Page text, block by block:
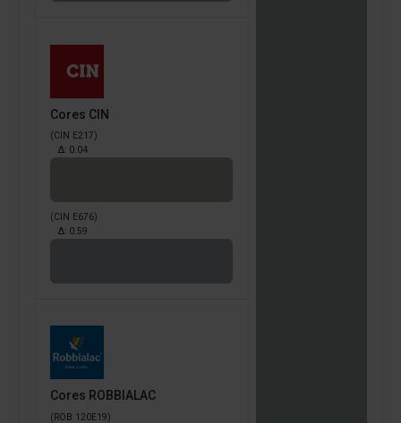
Cores CIN
(CIN E217)
Δ: 0.04
(CIN E676)
Δ: 0.59
Cores ROBBIALAC
(ROB 120E19)